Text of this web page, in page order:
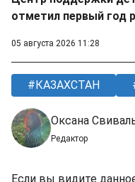
отметил первый год
05 августа 2026 11:28
КАЗАХСТАН
Оксана
Редактор
Если вы видите